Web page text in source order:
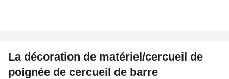
La décoration de matériel/cercueil de
poignée de cercueil de barre